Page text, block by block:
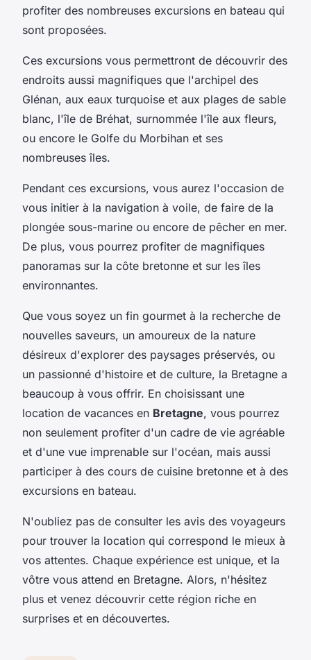
profiter des nombreuses excursions en bateau qui
sont proposées.
Ces excursions vous permettront de découvrir des
endroits aussi magnifiques que l'archipel des
Glénan, aux eaux turquoise et aux plages de sable
blanc, l'île de Bréhat, surnommée l'île aux fleurs,
ou encore le Golfe du Morbihan et ses
nombreuses îles.
Pendant ces excursions, vous aurez l'occasion de
vous initier à la navigation à voile, de faire de la
plongée sous-marine ou encore de pêcher en mer.
De plus, vous pourrez profiter de magnifiques
panoramas sur la côte bretonne et sur les îles
environnantes.
Que vous soyez un fin gourmet à la recherche de
nouvelles saveurs, un amoureux de la nature
désireux d'explorer des paysages préservés, ou
un passionné d'histoire et de culture, la Bretagne a
beaucoup à vous offrir. En choisissant une
location de vacances en Bretagne, vous pourrez
non seulement profiter d'un cadre de vie agréable
et d'une vue imprenable sur l'océan, mais aussi
participer à des cours de cuisine bretonne et à des
excursions en bateau.
N'oubliez pas de consulter les avis des voyageurs
pour trouver la location qui correspond le mieux à
vos attentes. Chaque expérience est unique, et la
vôtre vous attend en Bretagne. Alors, n'hésitez
plus et venez découvrir cette région riche en
surprises et en découvertes.